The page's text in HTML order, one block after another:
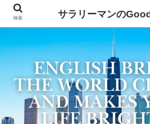
検索 サラリーマンの